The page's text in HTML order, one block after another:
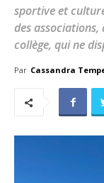
sportive et
des associations,
collège, qui ne
Par Cassandra